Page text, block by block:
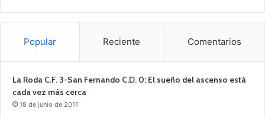
Popular Reciente Comentarios
La Roda C.F. 3-San Fernando C.D. 0: El sueño del ascenso está
cada vez más cerca
18 de junio de 2011